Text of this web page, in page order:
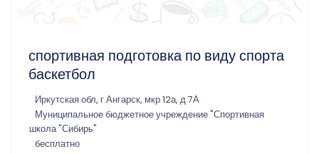
спортивная подготовка по виду спорта
баскетбол
Иркутская обл, г Ангарск, мкр 12а, д 7А
Муниципальное бюджетное учреждение "Спортивная
школа "Сибирь"
бесплатно